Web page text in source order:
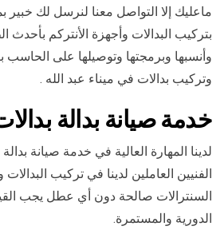
ماعليك إلا التواصل معنا لنرسل لك خبير
بتركيب البدالات وأجهزة الأنتركم بأحدث
وأنسبها وبرمجتها وتوصيلها على
وتركيب بدالات في ميناء عبد الله .
خدمة صيانة بدالة
لدينا المهارة العالية في خدمة صيانة بدالة
الفنيين العاملين لدينا في تركيب البدالات
السنترالات صالحة دون أي عطل يجب
الدورية والمستمرة.